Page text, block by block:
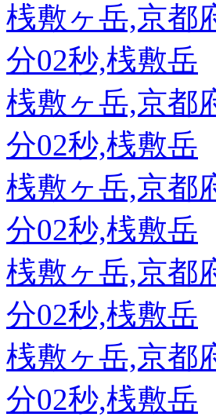
桟敷ヶ岳,京都
分02秒,桟敷岳
桟敷ヶ岳,京都
分02秒,桟敷岳
桟敷ヶ岳,京都
分02秒,桟敷岳
桟敷ヶ岳,京都
分02秒,桟敷岳
桟敷ヶ岳,京都
分02秒,桟敷岳